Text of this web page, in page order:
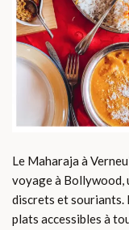
Le Maharaja à
voyage à Bollywood,
discrets et souriants.
plats accessibles à